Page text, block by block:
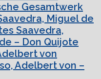
Gesamtwerk
Miguel de
Saavedra,
– Don Quijote
von
Adelbert von –